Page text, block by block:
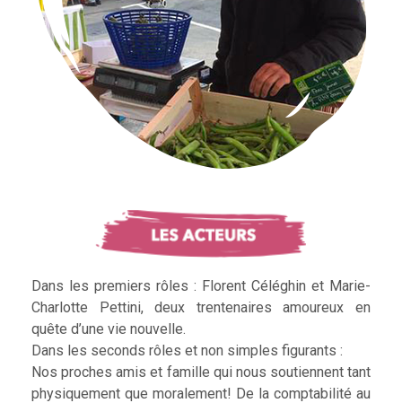
Dans les premiers rôles : Florent Céléghin et Marie-
Charlotte Pettini, deux trentenaires amoureux en
quête d’une vie nouvelle.
Dans les seconds rôles et non simples figurants :
Nos proches amis et famille qui nous soutiennent tant
physiquement que moralement! De la comptabilité au